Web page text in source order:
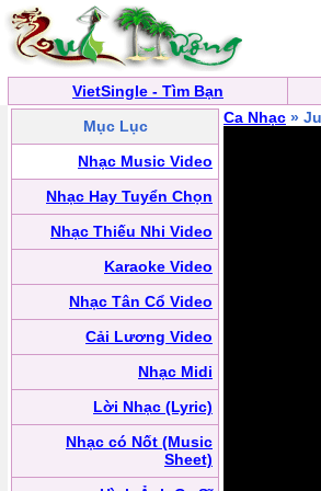
VietSingle - Tìm Bạn
Mục Lục
Nhạc Music Video
Nhạc Hay Tuyển Chọn
Nhạc Thiếu Nhi Video
Karaoke Video
Nhạc Tân Cổ Video
Cải Lương Video
Nhạc Midi
Lời Nhạc (Lyric)
Nhạc có Nốt (Music
Sheet)
Ca Nhạc »